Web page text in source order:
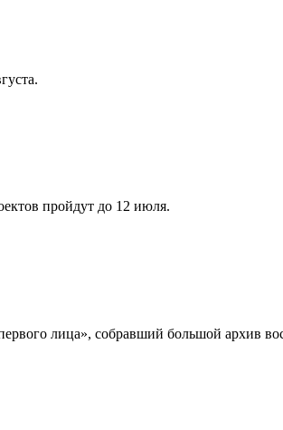
пройдут до 12 июля.
лица», собравший большой архив